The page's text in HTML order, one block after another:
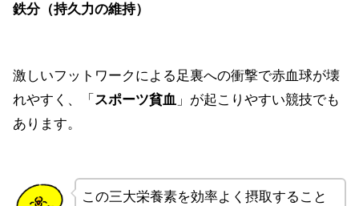
鉄分（持久力の維持）
激しいフットワークによる足裏への衝撃で赤血球が壊
れやすく、「 スポーツ貧血 」が起こりやすい競技でも
あります。
この三大栄養素を効率よく摂取すること